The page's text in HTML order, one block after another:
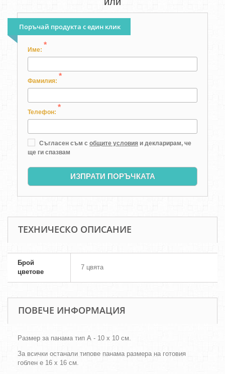
Поръчай продукта с един клик
Име:
*
Фамилия:
*
Телефон:
*
Съгласен съм с общите условия и декларирам, че
ще ги спазвам
ИЗПРАТИ ПОРЪЧКАТА
ТЕХНИЧЕСКО ОПИСАНИЕ
Брой
цветове
7 цвята
ПОВЕЧЕ ИНФОРМАЦИЯ
Размер за панама тип А - 10 х 10 см.
За всички останали типове панама размера на готовия
гоблен е 16 х 16 см.